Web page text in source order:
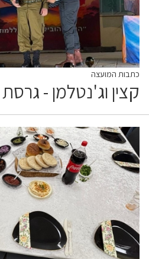
כתבות המועצה
קצין וג'נטלמן - גרסת